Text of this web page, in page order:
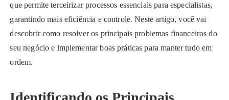
que permite terceirizar processos essenciais para especialistas,
garantindo mais eficiência e controle. Neste artigo, você vai
descobrir como resolver os principais problemas financeiros do
seu negócio e implementar boas práticas para manter tudo em
ordem.